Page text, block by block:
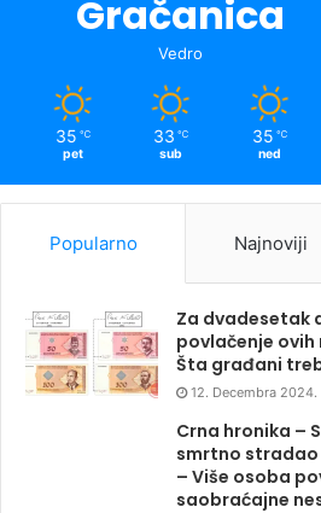
Gračanica
Vedro
35 ℃
pet
33 ℃
sub
35 ℃
ned
Popularno Najnoviji
Za dvadesetak
povlačenje
Šta građani
12. Decembra 2024.
Crna hronika –
smrtno stradao
– Više osoba
saobraćajne